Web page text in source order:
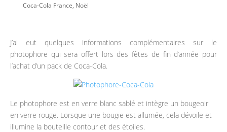
Coca-Cola France, Noël
J’ai eut quelques informations complémentaires sur le
photophore qui sera offert lors des fêtes de fin d’année pour
l’achat d’un pack de Coca-Cola.
Le photophore est en verre blanc sablé et intègre un bougeoir
en verre rouge. Lorsque une bougie est allumée, cela dévoile et
illumine la bouteille contour et des étoiles.